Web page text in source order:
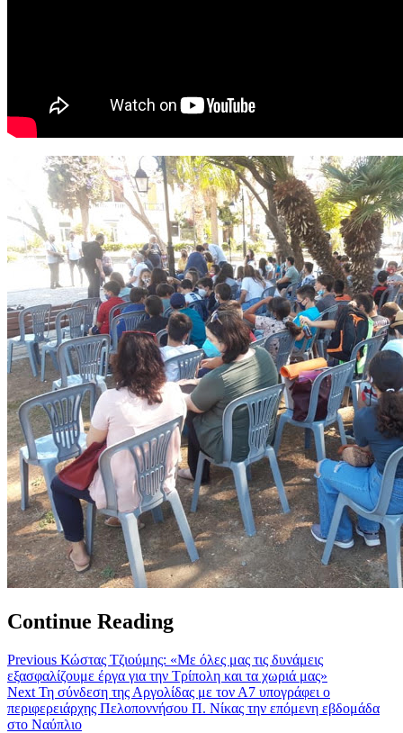
Continue Reading
Previous Κώστας Τζιούμης: «Με όλες μας τις δυνάμεις
εξασφαλίζουμε έργα για την Τρίπολη και τα χωριά μας»
Next Τη σύνδεση της Αργολίδας με τον Α7 υπογράφει ο
περιφερειάρχης Πελοποννήσου Π. Νίκας την επόμενη εβδομάδα
στο Ναύπλιο